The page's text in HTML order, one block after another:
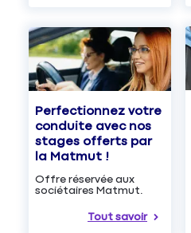
Perfectionnez votre
conduite avec nos
stages offerts par
la Matmut !
Offre réservée aux
sociétaires Matmut.
Tout savoir